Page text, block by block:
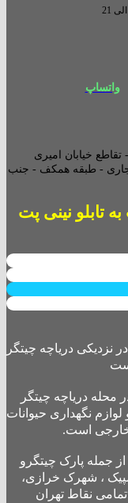
واتساپ
- تقاطع خیابان امیری
طبقه همکف - جنب
به تابلو نینی پت
پت پت شاپ منطقه 22 واقع در نزدیکی دریاچه چیتگر
دریاچه چیتگر
نگهداری حیوانات
است.
پت شاپ نینی پت به تمامی نقاط منطقه 22 از جمله پارک چیتگرو
، شهرک خرازی،
نقاط تهران